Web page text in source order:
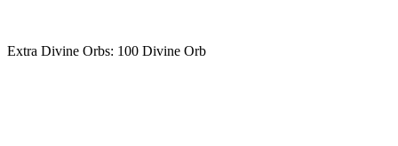
Extra Divine Orbs: 100 Divine Orb